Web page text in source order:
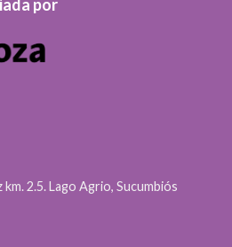
por
2.5. Lago Agrio, Sucumbiós